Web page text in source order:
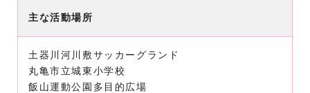
主な活動場所
土器川河川敷サッカーグランド
丸亀市立城東小学校
飯山運動公園多目的広場